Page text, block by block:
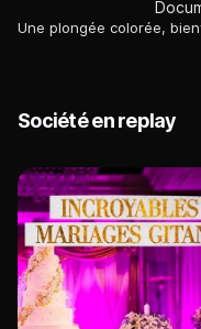
Société en replay